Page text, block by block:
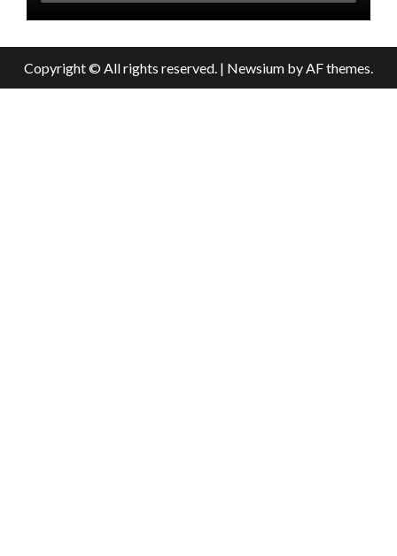
Copyright © All rights reserved. | Newsium by AF themes.